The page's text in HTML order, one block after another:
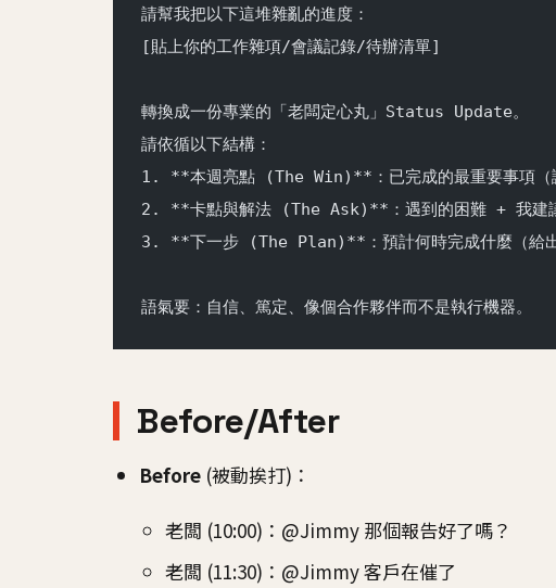
請幫我把以下這堆雜亂的進度：
[貼上你的工作雜項/會議記錄/待辦清單]
轉換成一份專業的「老闆定心丸」Status Update。
請依循以下結構：
1. **本週亮點 (The Win)**：已完成的最重要事項（讓
2. **卡點與解法 (The Ask)**：遇到的困難 + 我建議
3. **下一步 (The Plan)**：預計何時完成什麼（給
語氣要：自信、篤定、像個合作夥伴而不是執行機器。
Before/After
Before (被動挨打)：
老闆 (10:00)：@Jimmy 那個報告好了嗎？
老闆 (11:30)：@Jimmy 客戶在催了